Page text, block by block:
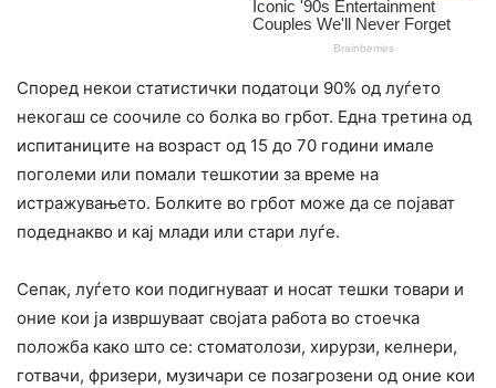
Според некои статистички податоци 90% од луѓето
некогаш се соочиле со болка во грбот. Една третина од
испитаниците на возраст од 15 до 70 години имале
поголеми или помали тешкотии за време на
истражувањето. Болките во грбот може да се појават
подеднакво и кај млади или стари луѓе.
Сепак, луѓето кои подигнуваат и носат тешки товари и
оние кои ја извршуваат својата работа во стоечка
положба како што се: стоматолози, хирурзи, келнери,
готвачи, фризери, музичари се позагрозени од оние кои